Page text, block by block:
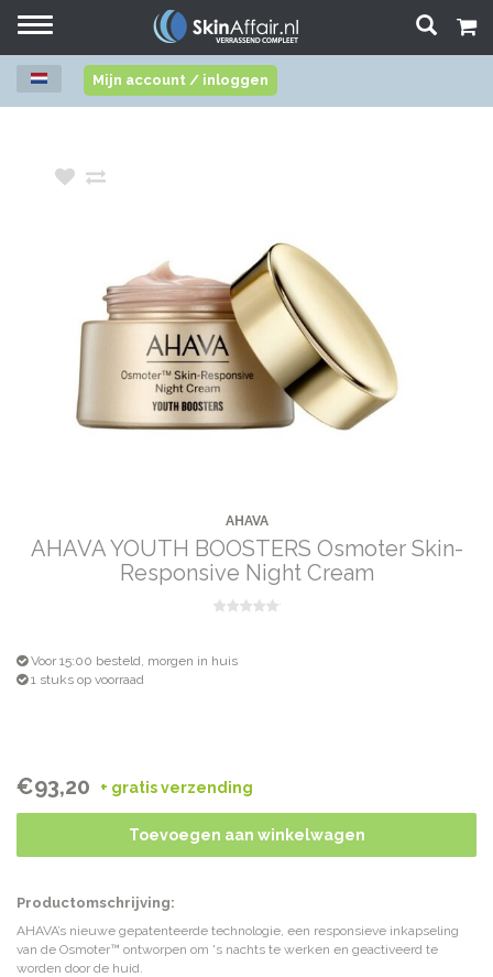
Toggle
Mijn account / inloggen
AHAVA
AHAVA YOUTH BOOSTERS Osmoter Skin-
Responsive Night Cream
Voor 15:00 besteld, morgen in huis
1 stuks op voorraad
+ gratis verzending
€93,20
Toevoegen aan winkelwagen
Productomschrijving:
AHAVA’s nieuwe gepatenteerde technologie, een responsieve inkapseling
van de Osmoter™ ontworpen om 's nachts te werken en geactiveerd te
worden door de huid.